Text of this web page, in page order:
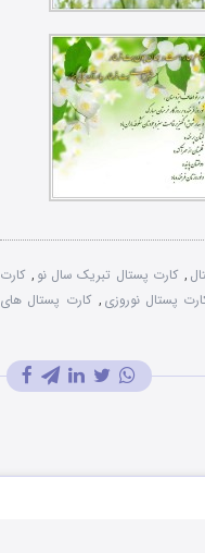
, کارت پستال تبریک سال نو , کارت
پستال نوروزی , کارت پستال های